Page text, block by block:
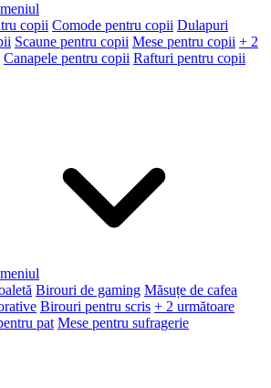
copii Comode pentru copii Dulapuri
Scaune pentru copii Mese pentru copii + 2
Canapele pentru copii Rafturi pentru copii
Birouri de gaming Măsuțe de cafea
Birouri pentru scris + 2 următoare
pat Mese pentru sufragerie